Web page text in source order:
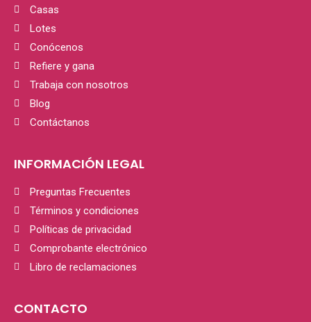
Casas
Lotes
Conócenos
Refiere y gana
Trabaja con nosotros
Blog
Contáctanos
INFORMACIÓN LEGAL
Preguntas Frecuentes
Términos y condiciones
Políticas de privacidad
Comprobante electrónico
Libro de reclamaciones
CONTACTO